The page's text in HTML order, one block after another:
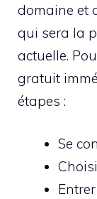
domaine et
qui sera la
actuelle.
gratuit
étapes :
Se